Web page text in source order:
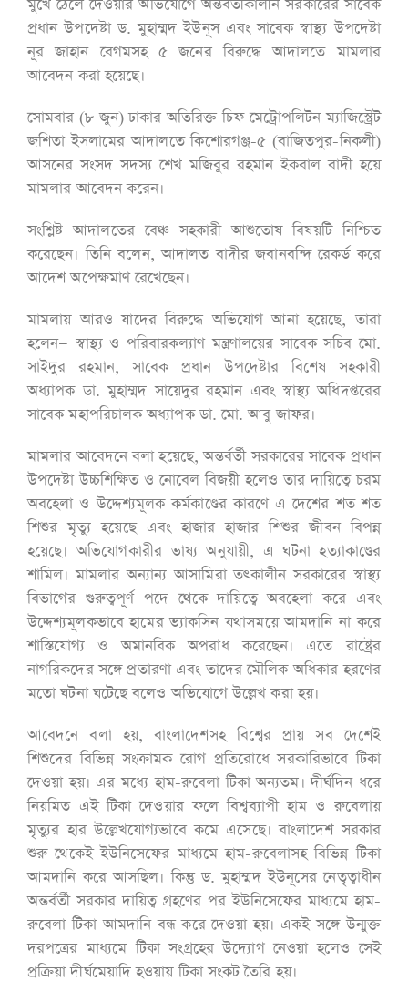
মুখে ঠেলে দেওয়ার অভিযোগে অন্তর্বর্তীকালীন সরকারের সাবেক
প্রধান উপদেষ্টা ড. মুহাম্মদ ইউনূস এবং সাবেক স্বাস্থ্য উপদেষ্টা
নূর জাহান বেগমসহ ৫ জনের বিরুদ্ধে আদালতে মামলার
আবেদন করা হয়েছে।
সোমবার (৮ জুন) ঢাকার অতিরিক্ত চিফ মেট্রোপলিটন ম্যাজিস্ট্রেট
জশিতা ইসলামের আদালতে কিশোরগঞ্জ-৫ (বাজিতপুর-নিকলী)
আসনের সংসদ সদস্য শেখ মজিবুর রহমান ইকবাল বাদী হয়ে
মামলার আবেদন করেন।
সংশ্লিষ্ট আদালতের বেঞ্চ সহকারী আশুতোষ বিষয়টি নিশ্চিত
করেছেন। তিনি বলেন, আদালত বাদীর জবানবন্দি রেকর্ড করে
আদেশ অপেক্ষমাণ রেখেছেন।
মামলায় আরও যাদের বিরুদ্ধে অভিযোগ আনা হয়েছে, তারা
হলেন— স্বাস্থ্য ও পরিবারকল্যাণ মন্ত্রণালয়ের সাবেক সচিব মো.
সাইদুর রহমান, সাবেক প্রধান উপদেষ্টার বিশেষ সহকারী
অধ্যাপক ডা. মুহাম্মদ সায়েদুর রহমান এবং স্বাস্থ্য অধিদপ্তরের
সাবেক মহাপরিচালক অধ্যাপক ডা. মো. আবু জাফর।
মামলার আবেদনে বলা হয়েছে, অন্তর্বর্তী সরকারের সাবেক প্রধান
উপদেষ্টা উচ্চশিক্ষিত ও নোবেল বিজয়ী হলেও তার দায়িত্বে চরম
অবহেলা ও উদ্দেশ্যমূলক কর্মকাণ্ডের কারণে এ দেশের শত শত
শিশুর মৃত্যু হয়েছে এবং হাজার হাজার শিশুর জীবন বিপন্ন
হয়েছে। অভিযোগকারীর ভাষ্য অনুযায়ী, এ ঘটনা হত্যাকাণ্ডের
শামিল। মামলার অন্যান্য আসামিরা তৎকালীন সরকারের স্বাস্থ্য
বিভাগের গুরুত্বপূর্ণ পদে থেকে দায়িত্বে অবহেলা করে এবং
উদ্দেশ্যমূলকভাবে হামের ভ্যাকসিন যথাসময়ে আমদানি না করে
শাস্তিযোগ্য ও অমানবিক অপরাধ করেছেন। এতে রাষ্ট্রের
নাগরিকদের সঙ্গে প্রতারণা এবং তাদের মৌলিক অধিকার হরণের
মতো ঘটনা ঘটেছে বলেও অভিযোগে উল্লেখ করা হয়।
আবেদনে বলা হয়, বাংলাদেশসহ বিশ্বের প্রায় সব দেশেই
শিশুদের বিভিন্ন সংক্রামক রোগ প্রতিরোধে সরকারিভাবে টিকা
দেওয়া হয়। এর মধ্যে হাম-রুবেলা টিকা অন্যতম। দীর্ঘদিন ধরে
নিয়মিত এই টিকা দেওয়ার ফলে বিশ্বব্যাপী হাম ও রুবেলায়
মৃত্যুর হার উল্লেখযোগ্যভাবে কমে এসেছে। বাংলাদেশ সরকার
শুরু থেকেই ইউনিসেফের মাধ্যমে হাম-রুবেলাসহ বিভিন্ন টিকা
আমদানি করে আসছিল। কিন্তু ড. মুহাম্মদ ইউনূসের নেতৃত্বাধীন
অন্তর্বর্তী সরকার দায়িত্ব গ্রহণের পর ইউনিসেফের মাধ্যমে হাম-
রুবেলা টিকা আমদানি বন্ধ করে দেওয়া হয়। একই সঙ্গে উন্মুক্ত
দরপত্রের মাধ্যমে টিকা সংগ্রহের উদ্যোগ নেওয়া হলেও সেই
প্রক্রিয়া দীর্ঘমেয়াদি হওয়ায় টিকা সংকট তৈরি হয়।